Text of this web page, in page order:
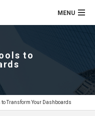
to
to Transform Your Dashboards